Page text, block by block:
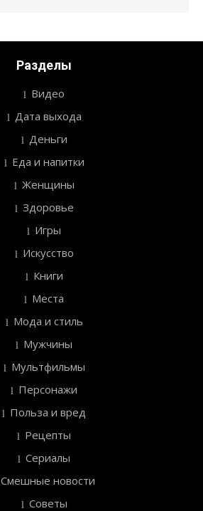
Разделы
Видео
Дата выхода
Деньги
Еда и напитки
Женщины
Здоровье
Игры
Искусство
Книги
Места
Мода и стиль
Мужчины
Мультфильмы
Персонажи
Польза и вред
Рецепты
Сериалы
Смешные новости
Советы